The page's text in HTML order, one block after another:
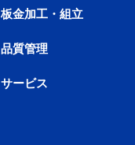
板金加工・組立
品質管理
サービス